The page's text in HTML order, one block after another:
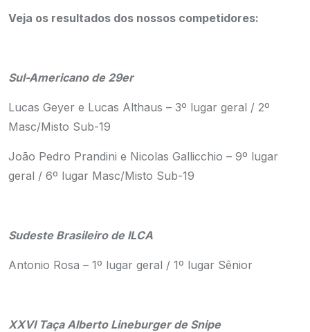
Veja os resultados dos nossos competidores:
Sul-Americano de 29er
Lucas Geyer e Lucas Althaus – 3º lugar geral / 2º
Masc/Misto Sub-19
João Pedro Prandini e Nicolas Gallicchio – 9º lugar
geral / 6º lugar Masc/Misto Sub-19
Sudeste Brasileiro de ILCA
Antonio Rosa – 1º lugar geral / 1º lugar Sênior
XXVI Taça Alberto Lineburger de Snipe